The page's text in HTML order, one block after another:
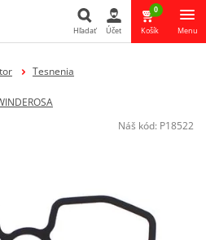
Hľadať Účet
0
Košík Menu
Tesnenia
Náš kód: P18522